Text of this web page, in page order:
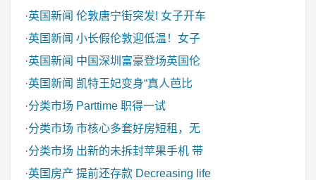
·英国新闻 伦敦唐宁街突发! 女子开车
·英国新闻 小长假伦敦迎低温！女子
·英国新闻 中国深圳富豪登场英国伦
·英国新闻 凯特王妃变身“真人芭比
·分类市场 Parttime 职得一试
·分类市场 市核心多套好房短租，无
·分类市场 出新的未拆封苹果手机 带
·英国房产 提前还存款 Decreasing life